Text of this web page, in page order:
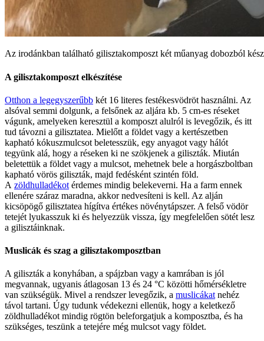
Az irodánkban található gilisztakomposzt két műanyag dobozból
A gilisztakomposzt elkészítése
Otthon a legegyszerűbb két 16 literes festékesvödröt használni. Az
alsóval semmi dolgunk, a felsőnek az aljára kb. 5 cm-es réseket
vágunk, amelyeken keresztül a komposzt alulról is levegőzik, és itt
tud távozni a gilisztatea. Mielőtt a földet vagy a kertészetben
kapható kókuszmulcsot beletesszük, egy anyagot vagy hálót
tegyünk alá, hogy a réseken ki ne szökjenek a giliszták. Miután
beletettük a földet vagy a mulcsot, mehetnek bele a horgászboltban
kapható vörös giliszták, majd fedésként szintén föld.
A zöldhulladékot érdemes mindig belekeverni. Ha a farm ennek
ellenére száraz maradna, akkor nedvesíteni is kell. Az alján
kicsöpögő gilisztatea hígítva értékes növénytápszer. A felső vödör
tetejét lyukasszuk ki és helyezzük vissza, így megfelelően sötét lesz
a gilisztáinknak.
Muslicák és szag a gilisztakomposztban
A giliszták a konyhában, a spájzban vagy a kamrában is jól
megvannak, ugyanis átlagosan 13 és 24 °C közötti hőmérsékletre
van szükségük. Mivel a rendszer levegőzik, a muslicákat nehéz
távol tartani. Úgy tudunk védekezni ellenük, hogy a keletkező
zöldhulladékot mindig rögtön beleforgatjuk a komposztba, és ha
szükséges, teszünk a tetejére még mulcsot vagy földet.